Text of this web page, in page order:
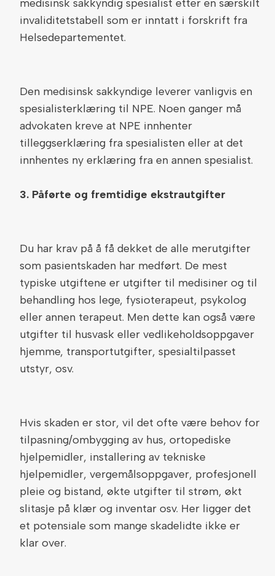
medisinsk sakkyndig spesialist etter en særskilt
invaliditetstabell som er inntatt i forskrift fra
Helsedepartementet.
Den medisinsk sakkyndige leverer vanligvis en
spesialisterklæring til NPE. Noen ganger må
advokaten kreve at NPE innhenter
tilleggserklæring fra spesialisten eller at det
innhentes ny erklæring fra en annen spesialist.
3. Påførte og fremtidige ekstrautgifter
Du har krav på å få dekket de alle merutgifter
som pasientskaden har medført. De mest
typiske utgiftene er utgifter til medisiner og til
behandling hos lege, fysioterapeut, psykolog
eller annen terapeut. Men dette kan også være
utgifter til husvask eller vedlikeholdsoppgaver
hjemme, transportutgifter, spesialtilpasset
utstyr, osv.
Hvis skaden er stor, vil det ofte være behov for
tilpasning/ombygging av hus, ortopediske
hjelpemidler, installering av tekniske
hjelpemidler, vergemålsoppgaver, profesjonell
pleie og bistand, økte utgifter til strøm, økt
slitasje på klær og inventar osv. Her ligger det
et potensiale som mange skadelidte ikke er
klar over.